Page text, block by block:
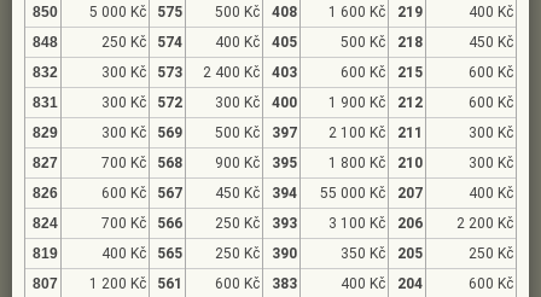
850
5 000 Kč 575 500 Kč 408 1 600 Kč 219
400 Kč
848
250 Kč 574 400 Kč 405 500 Kč 218
450 Kč
832
300 Kč 573 2 400 Kč 403 600 Kč 215
600 Kč
831
300 Kč 572 300 Kč 400 1 900 Kč 212
600 Kč
829
300 Kč 569 500 Kč 397 2 100 Kč 211
300 Kč
827
700 Kč 568 900 Kč 395 1 800 Kč 210
300 Kč
826
600 Kč 567 450 Kč 394 55 000 Kč 207
400 Kč
824
700 Kč 566 250 Kč 393 3 100 Kč 206
2 200 Kč
819
400 Kč 565 250 Kč 390 350 Kč 205
250 Kč
807
1 200 Kč 561 600 Kč 383 400 Kč 204
600 Kč